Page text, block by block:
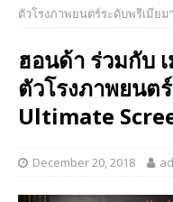
ตัวโรงภาพยนตร์ระดับพรีเมียม
ฮอนด้า ร่วมกับ
ตัวโรงภาพยนต
Ultimate
December 20, 2018